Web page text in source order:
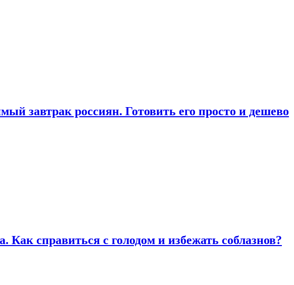
завтрак россиян. Готовить его просто и дешево
Как справиться с голодом и избежать соблазнов?